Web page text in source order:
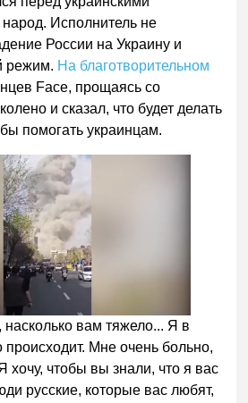
Исполнитель не
России на Украину и
режим. На благотворительном
Face, прощаясь со
и сказал, что будет делать
помогать украинцам.
вам тяжело... Я в
происходит. Мне очень больно,
хочу, чтобы вы знали, что я вас
русские, которые вас любят,